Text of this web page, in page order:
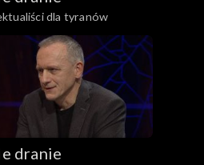
dla tyranów
dranie